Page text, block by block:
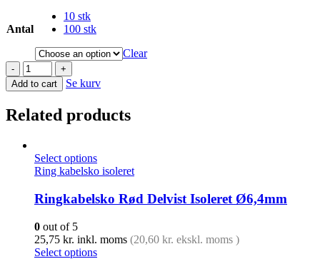
Antal
10 stk
100 stk
Clear
-
+
Add to cart
Se kurv
Related products
Select options
Ring kabelsko isoleret
Ringkabelsko Rød Delvist Isoleret Ø6,4mm
0 out of 5
25,75 kr. inkl. moms (20,60 kr. ekskl. moms )
Select options